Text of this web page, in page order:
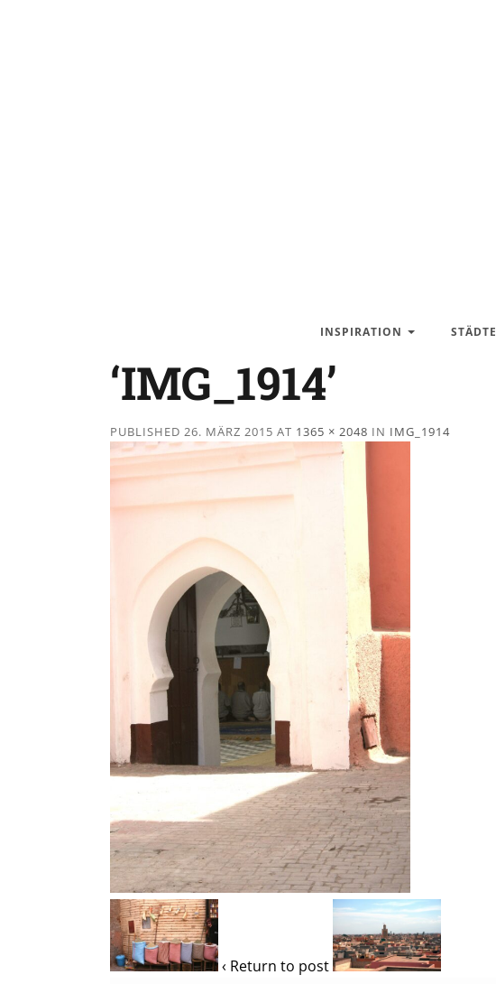
INSPIRATION STÄDTE
‘IMG_1914’
PUBLISHED 26. MÄRZ 2015 AT 1365 × 2048 IN IMG_1914
‹ Return to post